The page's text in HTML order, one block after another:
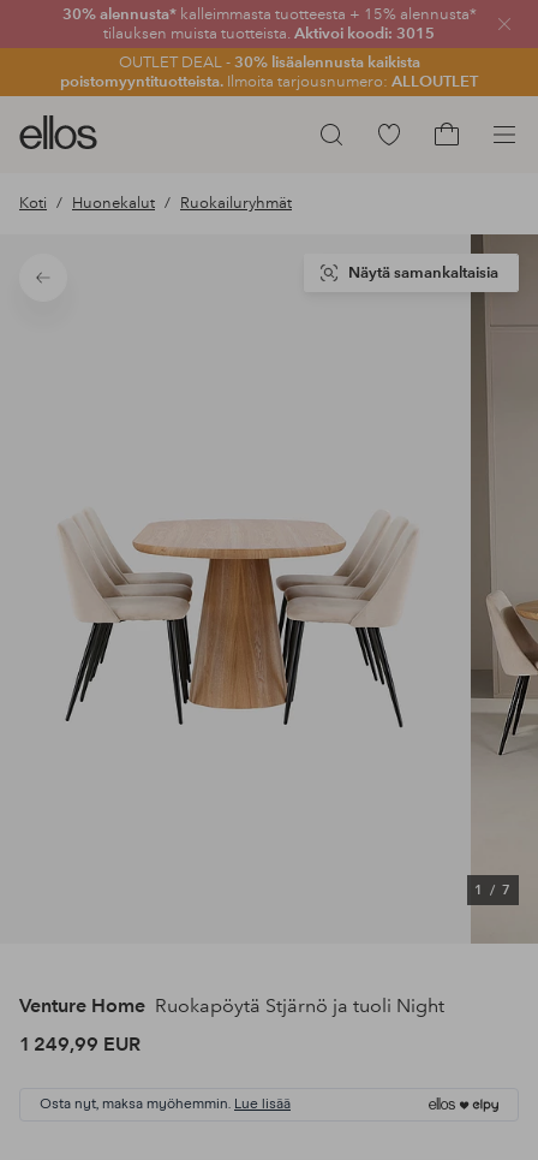
30% alennusta*kalleimmasta tuotteesta + 15% alennusta*
tilauksen muista tuotteista. Aktivoi koodi: 3015
OUTLET DEAL -30% lisäalennusta kaikista
poistomyyntituotteista. Ilmoita tarjousnumero: ALLOUTLET
Sulje
Hae
Ellos-
logo
siirry
Siirry
Koti Huonekalut Ruokailuryhmät
Takaisin
1 / 7
Näytä samankaltaisia
Venture Home Ruokapöytä Stjärnö ja tuoli Night
1 249,99 EUR
Osta nyt, maksa myöhemmin. Lue lisää